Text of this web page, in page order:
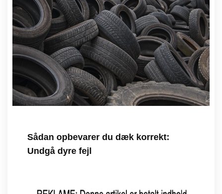
Sådan opbevarer du dæk korrekt:
Undgå dyre fejl